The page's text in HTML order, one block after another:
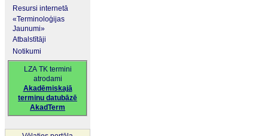
Resursi internetā
«Terminoloģijas
Jaunumi»
Atbalstītāji
Notikumi
LZA TK termini
atrodami
Akadēmiskajā
terminu datubāzē
AkadTerm